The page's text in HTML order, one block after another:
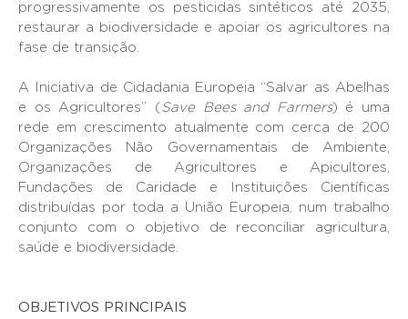
progressivamente os pesticidas sintéticos até 2035,
restaurar a biodiversidade e apoiar os agricultores na
fase de transição.
A Iniciativa de Cidadania Europeia “Salvar as Abelhas
e os Agricultores” ( Save Bees and Farmers) é uma
rede em crescimento atualmente com cerca de 200
Organizações Não Governamentais de Ambiente,
Organizações de Agricultores e Apicultores,
Fundações de Caridade e Instituições Científicas
distribuídas por toda a União Europeia, num trabalho
conjunto com o objetivo de reconciliar agricultura,
saúde e biodiversidade.
OBJETIVOS PRINCIPAIS